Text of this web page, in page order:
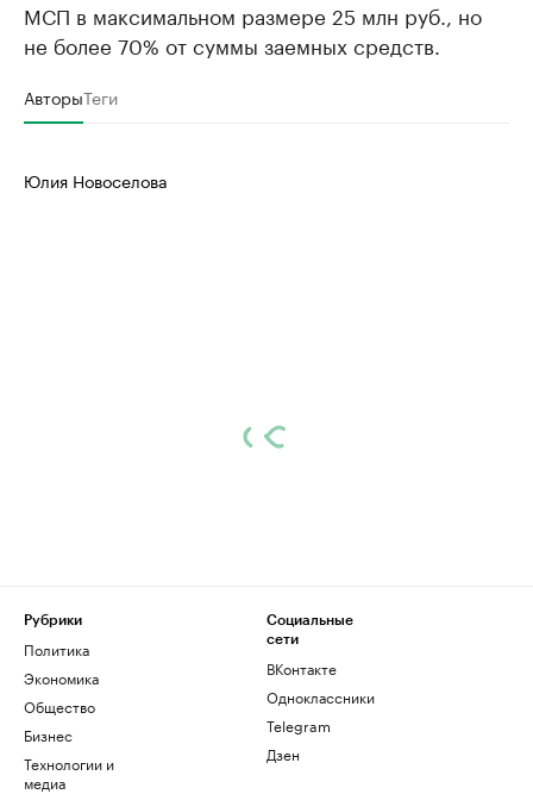
МСП в максимальном размере 25 млн руб., но
не более 70% от суммы заемных средств.
АвторыТеги
Юлия Новоселова
Рубрики
Политика
Экономика
Общество
Бизнес
Технологии и
медиа
Социальные
сети
ВКонтакте
Одноклассники
Telegram
Дзен